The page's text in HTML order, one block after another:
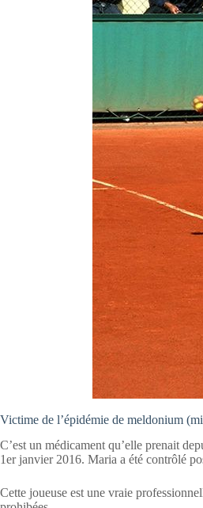
Victime de l’épidémie de meldonium
C’est un médicament qu’elle prenait
1er janvier 2016. Maria a été contrôlé
Cette joueuse est une vraie